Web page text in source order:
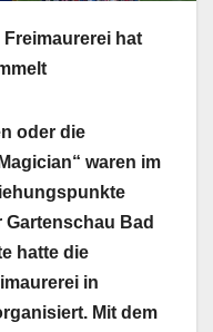
hat
oder die
waren im
Gartenschau Bad
hatte die
in
Mit dem